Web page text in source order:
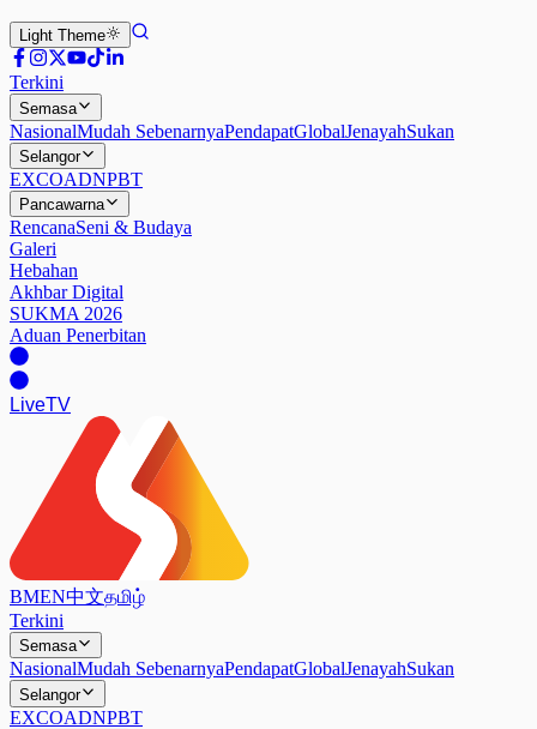
Light Theme
Terkini
Semasa
NasionalMudah SebenarnyaPendapatGlobalJenayahSukan
Selangor
EXCOADNPBT
Pancawarna
RencanaSeni & Budaya
Galeri
Hebahan
Akhbar Digital
SUKMA 2026
Aduan Penerbitan
LiveTV
BMEN中文தமிழ்
Terkini
Semasa
NasionalMudah SebenarnyaPendapatGlobalJenayahSukan
Selangor
EXCOADNPBT